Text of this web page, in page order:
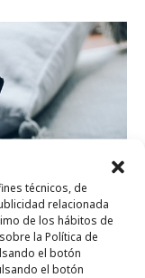
técnicos, de
relacionada
de los hábitos de
la Política de
el botón
el botón